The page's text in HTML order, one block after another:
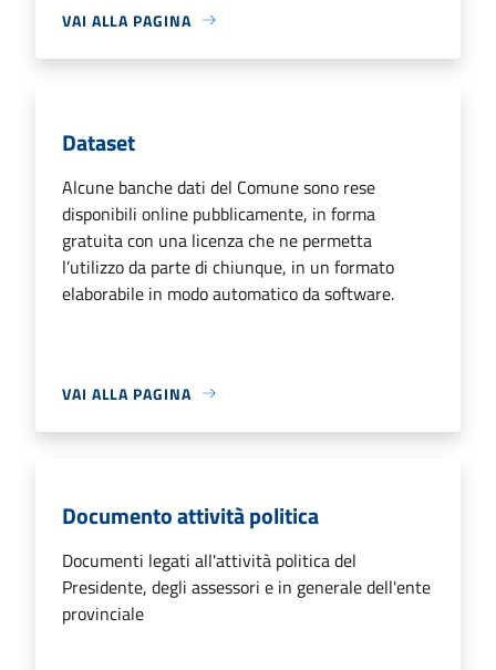
VAI ALLA PAGINA
Dataset
Alcune banche dati del Comune sono rese
disponibili online pubblicamente, in forma
gratuita con una licenza che ne permetta
l’utilizzo da parte di chiunque, in un formato
elaborabile in modo automatico da software.
VAI ALLA PAGINA
Documento attività politica
Documenti legati all'attività politica del
Presidente, degli assessori e in generale dell'ente
provinciale